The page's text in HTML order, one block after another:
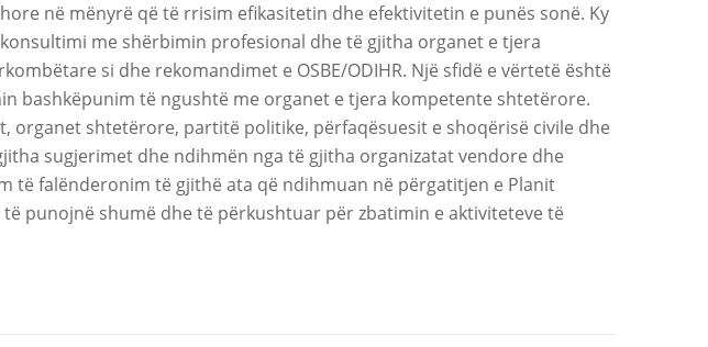
në mënyrë që të rrisim efikasitetin dhe efektivitetin e punës sonë. Ky
me shërbimin profesional dhe të gjitha organet e tjera
si dhe rekomandimet e OSBE/ODIHR. Një sfidë e vërtetë është
bashkëpunim të ngushtë me organet e tjera kompetente shtetërore.
organet shtetërore, partitë politike, përfaqësuesit e shoqërisë civile dhe
sugjerimet dhe ndihmën nga të gjitha organizatat vendore dhe
të falënderonim të gjithë ata që ndihmuan në përgatitjen e Planit
punojnë shumë dhe të përkushtuar për zbatimin e aktiviteteve të